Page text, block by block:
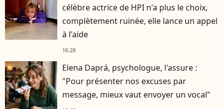
célèbre actrice de HPI n'a plus le choix,
complètement ruinée, elle lance un appel
à l'aide
16:28
Elena Daprá, psychologue, l'assure :
"Pour présenter nos excuses par
message, mieux vaut envoyer un vocal"